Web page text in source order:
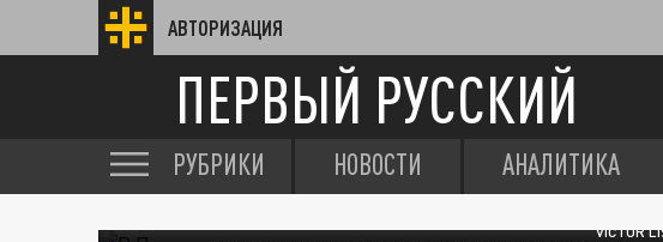
АВТОРИЗАЦИЯ
ПЕРВЫЙ РУССКИЙ
РУБРИКИ НОВОСТИ АНАЛИТИКА
VICTOR